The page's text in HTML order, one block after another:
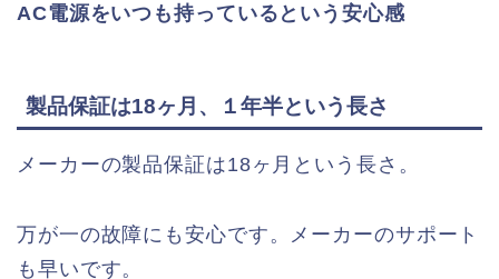
AC電源をいつも持っているという安心感
製品保証は18ヶ月、１年半という長さ
メーカーの製品保証は18ヶ月という長さ。
万が一の故障にも安心です。メーカーのサポート
も早いです。